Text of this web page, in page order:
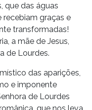
que das águas
recebiam graças e
transformadas!
a mãe de Jesus,
de Lourdes.
das aparições,
e imponente
de Lourdes